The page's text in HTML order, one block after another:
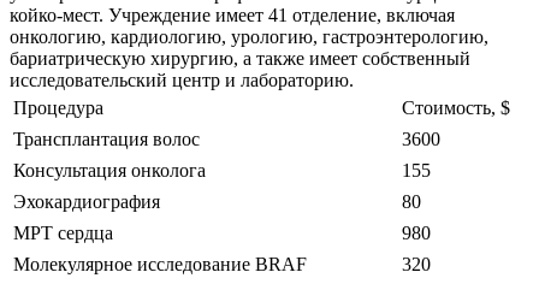
койко-мест. Учреждение имеет 41 отделение, включая
онкологию, кардиологию, урологию, гастроэнтерологию,
бариатрическую хирургию, а также имеет собственный
исследовательский центр и лабораторию.
Процедура
Стоимость, $
Трансплантация волос
3600
Консультация онколога
155
Эхокардиография
80
МРТ сердца
980
Молекулярное исследование BRAF
320